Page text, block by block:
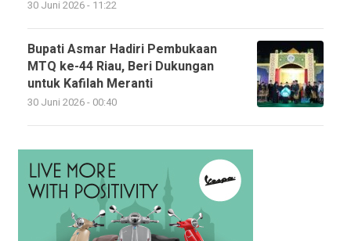
30 Juni 2026 - 11:22
Bupati Asmar Hadiri Pembukaan
MTQ ke-44 Riau, Beri Dukungan
untuk Kafilah Meranti
30 Juni 2026 - 00:40